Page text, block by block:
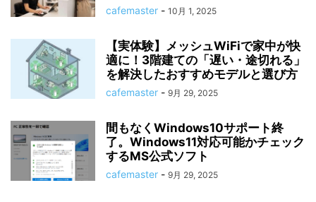
cafemaster - 10月 1, 2025
【実体験】メッシュWiFiで家中が快
適に！3階建ての「遅い・途切れる」
を解決したおすすめモデルと選び方
cafemaster - 9月 29, 2025
間もなくWindows10サポート終
了。Windows11対応可能かチェック
するMS公式ソフト
cafemaster - 9月 29, 2025